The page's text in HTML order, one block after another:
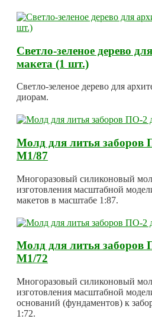
Светло-зеленое дерево
макета (1 шт.)
Светло-зеленое дерево для
диорам.
Молд для литья заборов
М1/87
Многоразовый силиконовый
изготовления масштабной
макетов в масштабе 1:87.
Молд для литья заборов
М1/72
Многоразовый силиконовый
изготовления масштабной
оснований (фундаментов) к
1:72.